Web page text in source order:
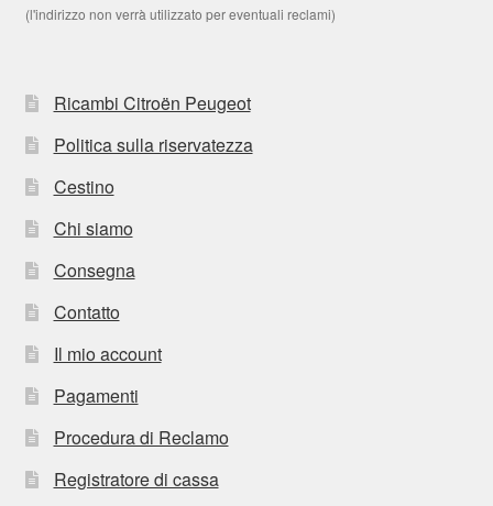
(l'indirizzo non verrà utilizzato per eventuali reclami)
Ricambi Citroën Peugeot
Politica sulla riservatezza
Cestino
Chi siamo
Consegna
Contatto
Il mio account
Pagamenti
Procedura di Reclamo
Registratore di cassa